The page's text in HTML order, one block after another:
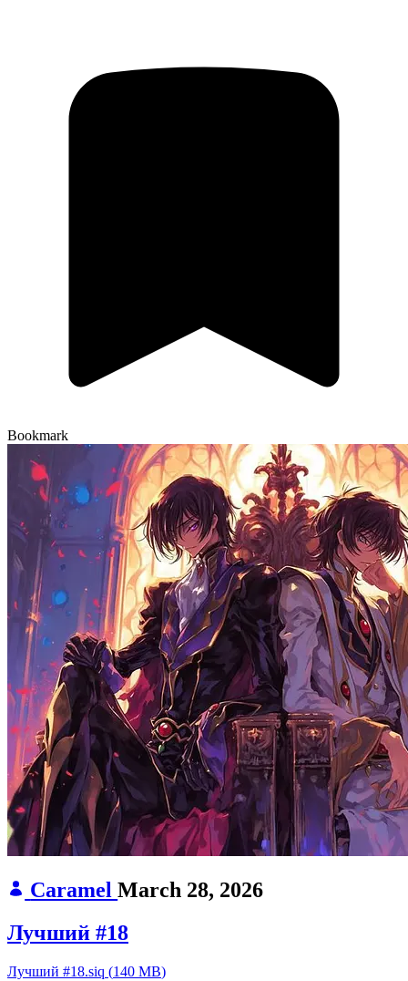
Bookmark
CaramelMarch 28, 2026
Лучший #18
Лучший #18.siq (140 MB)